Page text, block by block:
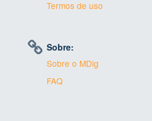
Termos de uso
Sobre:
Sobre o MDig
FAQ